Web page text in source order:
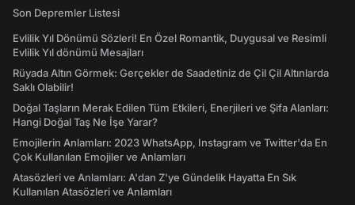
Son Depremler Listesi
Evlilik Yıl Dönümü Sözleri! En Özel Romantik, Duygusal ve Resimli
Evlilik Yıl dönümü Mesajları
Rüyada Altın Görmek: Gerçekler de Saadetiniz de Çil Çil Altınlarda
Saklı Olabilir!
Doğal Taşların Merak Edilen Tüm Etkileri, Enerjileri ve Şifa Alanları:
Hangi Doğal Taş Ne İşe Yarar?
Emojilerin Anlamları: 2023 WhatsApp, Instagram ve Twitter'da En
Çok Kullanılan Emojiler ve Anlamları
Atasözleri ve Anlamları: A'dan Z'ye Gündelik Hayatta En Sık
Kullanılan Atasözleri ve Anlamları